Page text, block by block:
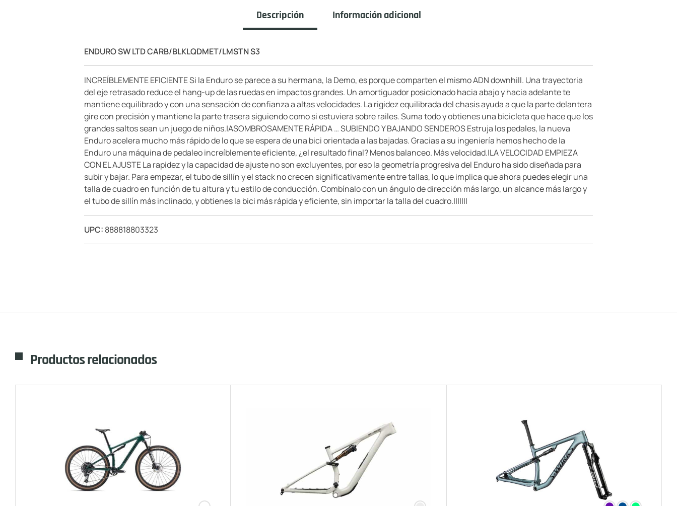
Descripción Información adicional
ENDURO SW LTD CARB/BLKLQDMET/LMSTN S3
INCREÍBLEMENTE EFICIENTE Si la Enduro se parece a su hermana, la Demo, es porque comparten el mismo ADN downhill. Una trayectoria
del eje retrasado reduce el hang-up de las ruedas en impactos grandes. Un amortiguador posicionado hacia abajo y hacia adelante te
mantiene equilibrado y con una sensación de confianza a altas velocidades. La rigidez equilibrada del chasis ayuda a que la parte delantera
gire con precisión y mantiene la parte trasera siguiendo como si estuviera sobre railes. Suma todo y obtienes una bicicleta que hace que los
grandes saltos sean un juego de niños.|ASOMBROSAMENTE RÁPIDA … SUBIENDO Y BAJANDO SENDEROS Estruja los pedales, la nueva
Enduro acelera mucho más rápido de lo que se espera de una bici orientada a las bajadas. Gracias a su ingeniería hemos hecho de la
Enduro una máquina de pedaleo increíblemente eficiente, ¿el resultado final? Menos balanceo. Más velocidad.|LA VELOCIDAD EMPIEZA
CON EL AJUSTE La rapidez y la capacidad de ajuste no son excluyentes, por eso la geometría progresiva del Enduro ha sido diseñada para
subir y bajar. Para empezar, el tubo de sillín y el stack no crecen significativamente entre tallas, lo que implica que ahora puedes elegir una
talla de cuadro en función de tu altura y tu estilo de conducción. Combínalo con un ángulo de dirección más largo, un alcance más largo y
el tubo de sillín más inclinado, y obtienes la bici más rápida y eficiente, sin importar la talla del cuadro.|||||||
UPC: 888818803323
Productos relacionados